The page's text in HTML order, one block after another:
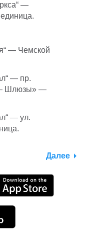
—
— Чемской
— пр.
— Шлюзы» —
— ул.
Далее